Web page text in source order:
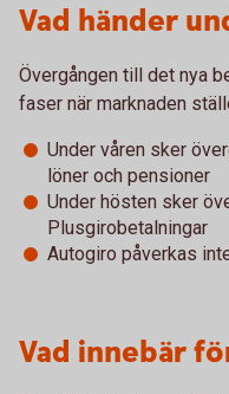
Vad händer
Övergången till det nya
faser när marknaden
Under våren sker
löner och pensioner
Under hösten sker
Plusgirobetalningar
Autogiro påverkas
Vad innebär